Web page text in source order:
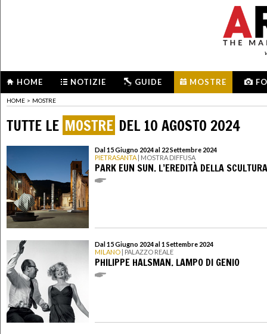
HOME NOTIZIE GUIDE MOSTRE
HOME > MOSTRE
TUTTE LE MOSTRE DEL 10 AGOSTO 2024
Dal 15 Giugno 2024 al 22 Settembre 2024
PIETRASANTA | MOSTRA DIFFUSA
PARK EUN SUN. L’EREDITÀ DELLA SCULTURA
Dal 15 Giugno 2024 al 1 Settembre 2024
MILANO | PALAZZO REALE
PHILIPPE HALSMAN. LAMPO DI GENIO